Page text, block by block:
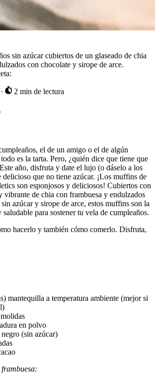
sin azúcar cubiertos de un glaseado de chia
con chocolate y sirope de arce.
· 2 min de lectura
el de un amigo o el de algún
es la tarta. Pero, ¿quién dice que tiene que
año, disfruta y date el lujo (o dáselo a los
delicioso que no tiene azúcar. ¡Los muffins de
son esponjosos y deliciosos! Cubiertos con
vibrante de chia con frambuesa y endulzados
azúcar y sirope de arce, estos muffins son la
para sostener tu vela de cumpleaños.
hacerlo y también cómo comerlo. Disfruta,
mantequilla a temperatura ambiente (mejor si
en polvo
(sin azúcar)